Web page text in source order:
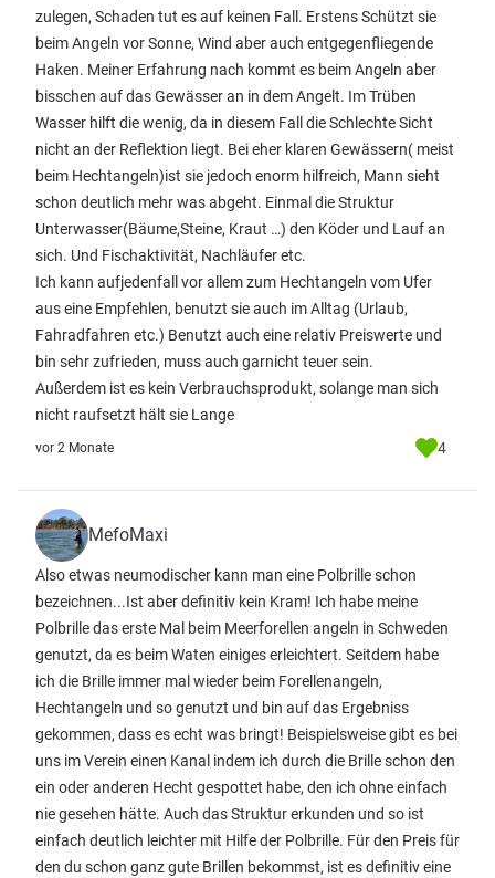
zulegen, Schaden tut es auf keinen Fall. Erstens Schützt sie
beim Angeln vor Sonne, Wind aber auch entgegenfliegende
Haken. Meiner Erfahrung nach kommt es beim Angeln aber
bisschen auf das Gewässer an in dem Angelt. Im Trüben
Wasser hilft die wenig, da in diesem Fall die Schlechte Sicht
nicht an der Reflektion liegt. Bei eher klaren Gewässern( meist
beim Hechtangeln)ist sie jedoch enorm hilfreich, Mann sieht
schon deutlich mehr was abgeht. Einmal die Struktur
Unterwasser(Bäume,Steine, Kraut …) den Köder und Lauf an
sich. Und Fischaktivität, Nachläufer etc.
Ich kann aufjedenfall vor allem zum Hechtangeln vom Ufer
aus eine Empfehlen, benutzt sie auch im Alltag (Urlaub,
Fahradfahren etc.) Benutzt auch eine relativ Preiswerte und
bin sehr zufrieden, muss auch garnicht teuer sein.
Außerdem ist es kein Verbrauchsprodukt, solange man sich
nicht raufsetzt hält sie Lange
vor 2 Monate 4
MefoMaxi
Also etwas neumodischer kann man eine Polbrille schon
bezeichnen...Ist aber definitiv kein Kram! Ich habe meine
Polbrille das erste Mal beim Meerforellen angeln in Schweden
genutzt, da es beim Waten einiges erleichtert. Seitdem habe
ich die Brille immer mal wieder beim Forellenangeln,
Hechtangeln und so genutzt und bin auf das Ergebniss
gekommen, dass es echt was bringt! Beispielsweise gibt es bei
uns im Verein einen Kanal indem ich durch die Brille schon den
ein oder anderen Hecht gespottet habe, den ich ohne einfach
nie gesehen hätte. Auch das Struktur erkunden und so ist
einfach deutlich leichter mit Hilfe der Polbrille. Für den Preis für
den du schon ganz gute Brillen bekommst, ist es definitiv eine